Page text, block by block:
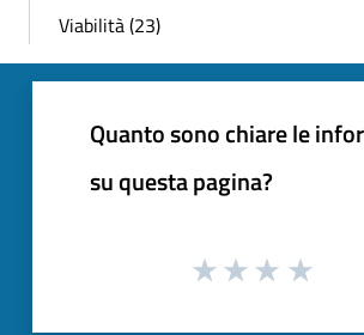
Viabilità (23)
Quanto sono chiare le
su questa pagina?